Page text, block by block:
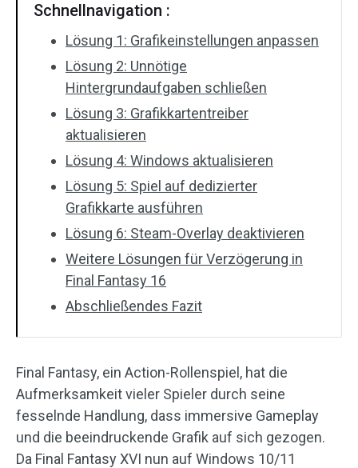
Schnellnavigation :
Lösung 1: Grafikeinstellungen anpassen
Lösung 2: Unnötige
Hintergrundaufgaben schließen
Lösung 3: Grafikkartentreiber
aktualisieren
Lösung 4: Windows aktualisieren
Lösung 5: Spiel auf dedizierter
Grafikkarte ausführen
Lösung 6: Steam-Overlay deaktivieren
Weitere Lösungen für Verzögerung in
Final Fantasy 16
Abschließendes Fazit
Final Fantasy, ein Action-Rollenspiel, hat die
Aufmerksamkeit vieler Spieler durch seine
fesselnde Handlung, dass immersive Gameplay
und die beeindruckende Grafik auf sich gezogen.
Da Final Fantasy XVI nun auf Windows 10/11